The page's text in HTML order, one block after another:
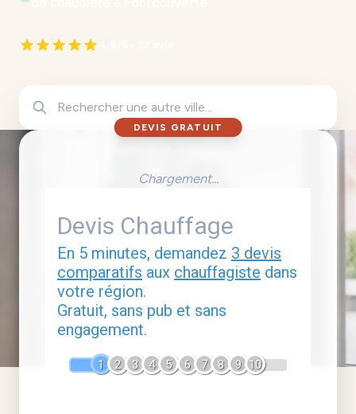
DEVIS GRATUIT
Chargement...
Devis Chauffage
En 5 minutes, demandez 3 devis
comparatifs aux chauffagiste dans
votre région.
Gratuit, sans pub et sans
engagement.
1 2 3 4 5 6 7 8 9 10